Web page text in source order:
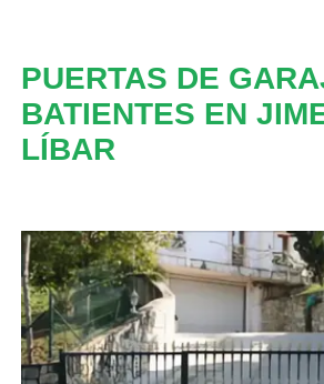
PUERTAS DE
BATIENTES EN
LÍBAR